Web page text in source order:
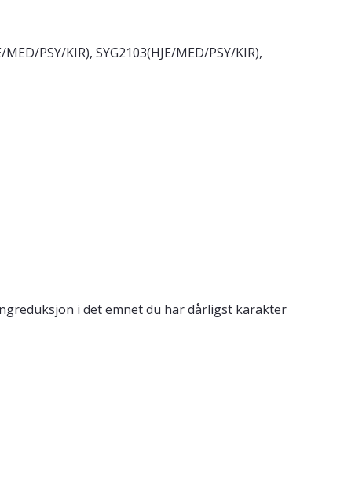
PSY/KIR), SYG2103(HJE/MED/PSY/KIR),
i det emnet du har dårligst karakter